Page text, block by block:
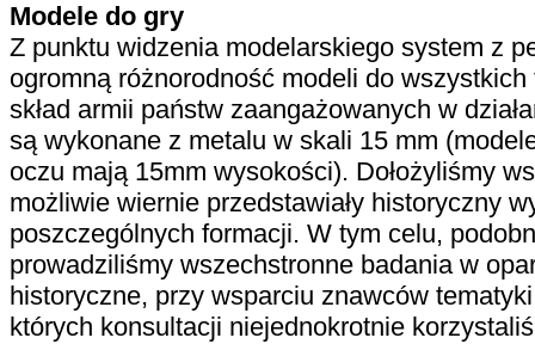
Modele do gry
Z punktu widzenia modelarskiego system z
ogromną różnorodność modeli do
skład armii państw zaangażowanych w
są wykonane z metalu w skali 15 mm
oczu mają 15mm wysokości). Dołożyliśmy
możliwie wiernie przedstawiały historyczny
poszczególnych formacji. W tym celu,
prowadziliśmy wszechstronne badania w
historyczne, przy wsparciu znawców
których konsultacji niejednokrotnie